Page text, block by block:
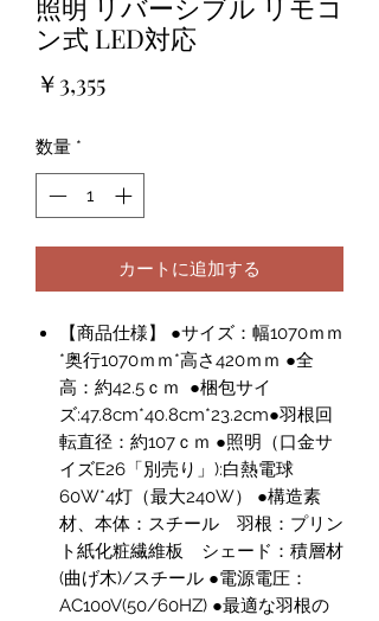
ン式 LED対応
￥3,355価
数量 *
カートに追加する
【商品仕様】 ●サイズ：幅1070ｍｍ
*奥行1070ｍｍ*高さ420ｍｍ ●全
高：約42.5ｃｍ ●梱包サイ
ズ:47.8cm*40.8cm*23.2cm●羽根回
転直径：約107ｃｍ ●照明（口金サ
イズE26「別売り」):白熱電球
60W*4灯（最大240W） ●構造素
材、本体：スチール 羽根：プリン
ト紙化粧繊維板 シェード：積層材
(曲げ木)/スチール ●電源電圧：
AC100V(50/60HZ) ●最適な羽根の